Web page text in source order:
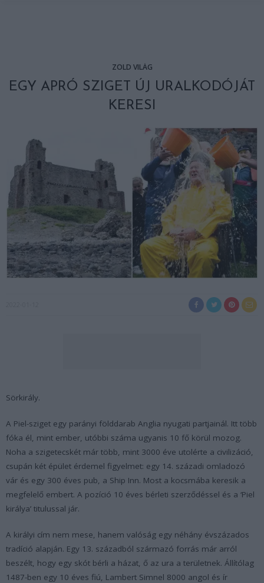
ZÖLD VILÁG
EGY APRÓ SZIGET ÚJ URALKODÓJÁT
KERESI
Sörkirály.
A Piel-sziget egy parányi földdarab Anglia nyugati partjainál. Itt több
fóka él, mint ember, utóbbi száma ugyanis 10 fő körül mozog.
Noha a szigetecskét már több, mint 3000 éve utolérte a civilizáció,
csupán két épület érdemel figyelmet: egy 14. századi omladozó
vár és egy 300 éves pub, a Ship Inn. Most a kocsmába keresik a
megfelelő embert. A pozíció 10 éves bérleti szerződéssel és a ‘Piel
királya’ titulussal jár.
A királyi cím nem mese, hanem valóság egy néhány évszázados
tradíció alapján. Egy 13. századból származó forrás már arról
beszélt, hogy egy skót bérli a házat, ő az ura a területnek. Állítólag
1487-ben egy 10 éves fiú, Lambert Simnel 8000 angol és ír